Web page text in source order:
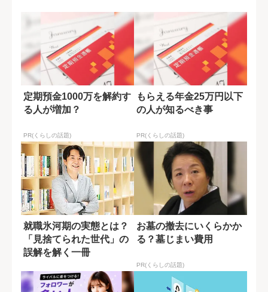
定期預金1000万を解約す
る人が増加？
PR(くらしの話題)
もらえる年金25万円以下
の人が知るべき事
PR(くらしの話題)
就職氷河期の実態とは？
「見捨てられた世代」の
誤解を解く一冊
お墓の撤去にいくらかか
る？墓じまい費用
PR(くらしの話題)